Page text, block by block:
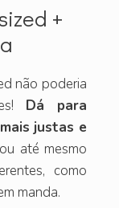
+
não poderia
Dá para
justas e
até mesmo
como
manda.